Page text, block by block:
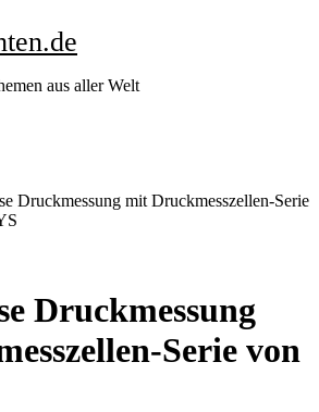
aus aller Welt
Druckmessung mit Druckmesszellen-Serie
Druckmessung
Serie von